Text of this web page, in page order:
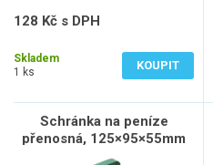
128 Kč s DPH
Skladem
1 ks
KOUPIT
Schránka na peníze
přenosná, 125×95×55mm